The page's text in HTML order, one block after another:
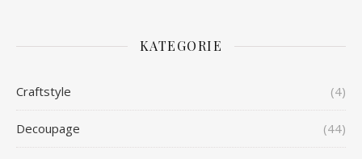
KATEGORIE
Craftstyle (4)
Decoupage (44)